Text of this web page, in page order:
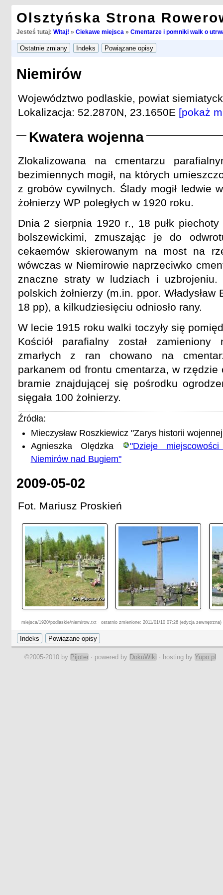
Olsztyńska Strona
Jesteś tutaj: Witaj! » Ciekawe miejsca » Cmentarze i pomniki walk o
Niemirów
Województwo podlaskie, powiat
Lokalizacja: 52.2870N, 23.1650E [pokaż
Kwatera wojenna
Zlokalizowana na cmentarzu
bezimiennych mogił, na których
z grobów cywilnych. Ślady mogił ledwie
żołnierzy WP poległych w 1920 roku.
Dnia 2 sierpnia 1920 r., 18 pułk piechoty
bolszewickimi, zmuszając je do
cekaemów skierowanym na most na
wówczas w Niemirowie naprzeciwko
znaczne straty w ludziach i uzbrojeniu.
polskich żołnierzy (m.in. ppor.
18 pp), a kilkudziesięciu odniosło rany.
W lecie 1915 roku walki toczyły się
Kościół parafialny został
zmarłych z ran chowano na
parkanem od frontu cmentarza, w
bramie znajdującej się pośrodku
sięgała 100 żołnierzy.
Źródła:
Mieczysław Roszkiewicz "Zarys historii
Agnieszka Olędzka
"Dzieje
Niemirów nad Bugiem"
2009-05-02
Fot. Mariusz Proskień
miejsca/1920/podlaskie/niemirow.txt · ostatnio zmienione: 2011/01/10 07:26 (edycja zewnętrzna)
©2005-2010 by Pijoter · powered by DokuWiki · hosting by Yupo.pl